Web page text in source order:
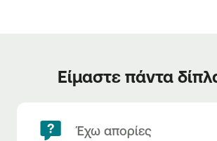
Είμαστε πάντα
Έχω απορίες